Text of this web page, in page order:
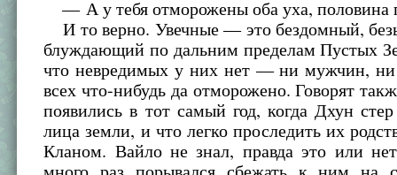
— А у тебя отморожены оба уха, половина
И то верно. Увечные — это бездомный,
блуждающий по дальним пределам Пустых
что невредимых у них нет — ни мужчин,
всех что-нибудь да отморожено. Говорят
появились в тот самый год, когда Дхун
лица земли, и что легко проследить их
Кланом. Вайло не знал, правда это или